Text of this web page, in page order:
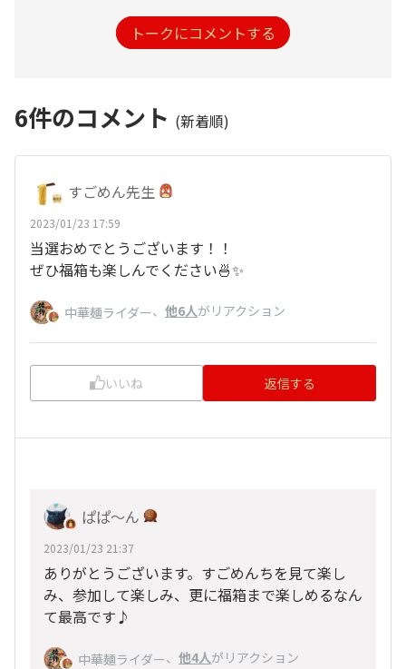
トークにコメントする
6件のコメント (新着順)
すごめん先生
2023/01/23 17:59
当選おめでとうございます！！
ぜひ福箱も楽しんでください🍜✨
中華麺ライダー、 他6人がリアクション
いいね 返信する
ぱぱ〜ん
2023/01/23 21:37
ありがとうございます。すごめんちを見て楽し
み、参加して楽しみ、更に福箱まで楽しめるなん
て最高です♪
中華麺ライダー、 他4人がリアクション